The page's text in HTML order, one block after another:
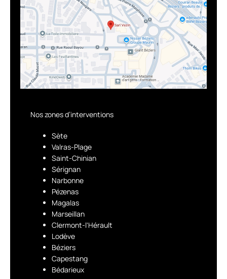
Nos zones d’interventions
Sète
Valras-Plage
Saint-Chinian
Sérignan
Narbonne
Pézenas
Magalas
Marseillan
Clermont-l'Hérault
Lodève
Béziers
Capestang
Bédarieux